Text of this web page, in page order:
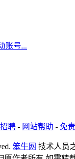
账号...
聘 - 网站帮助 - 免
笨牛网 技术人员